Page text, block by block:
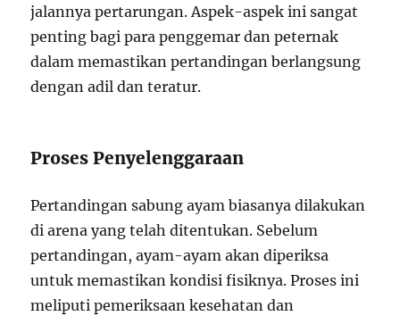
jalannya pertarungan. Aspek-aspek ini sangat
penting bagi para penggemar dan peternak
dalam memastikan pertandingan berlangsung
dengan adil dan teratur.
Proses Penyelenggaraan
Pertandingan sabung ayam biasanya dilakukan
di arena yang telah ditentukan. Sebelum
pertandingan, ayam-ayam akan diperiksa
untuk memastikan kondisi fisiknya. Proses ini
meliputi pemeriksaan kesehatan dan